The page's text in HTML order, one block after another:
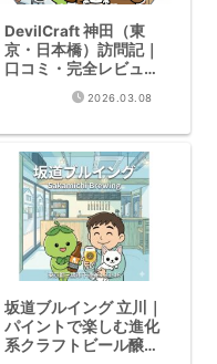
DevilCraft 神田（東
京・日本橋）訪問記｜
口コミ・完全レビュー
のクラフトビール
2026.03.08
坂道ブルイング 立川｜
パイントで楽しむ進化
系クラフトビール醸造